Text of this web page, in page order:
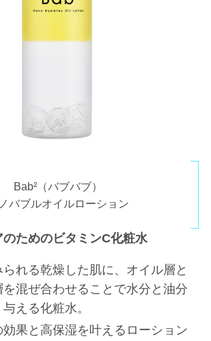
Bab²（バブバブ）
バブルオイルローション
ためのビタミンC化粧水
れる乾燥した肌に、オイル層と
混ぜ合わせることで水分と油分
える化粧水。
効果と高保湿を叶えるローション